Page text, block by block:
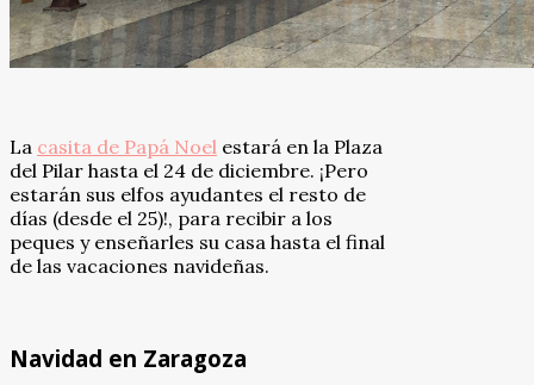
La casita de Papá Noel estará en la Plaza
del Pilar hasta el 24 de diciembre. ¡Pero
estarán sus elfos ayudantes el resto de
días (desde el 25)!, para recibir a los
peques y enseñarles su casa hasta el final
de las vacaciones navideñas.
Navidad en Zaragoza